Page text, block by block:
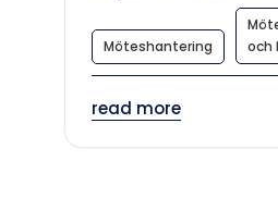
Möteshantering
och
read more